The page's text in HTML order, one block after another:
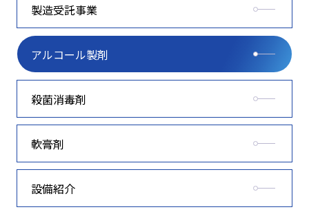
製造受託事業
アルコール製剤
殺菌消毒剤
軟膏剤
設備紹介